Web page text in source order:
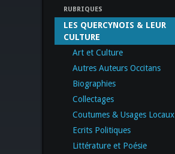
RUBRIQUES
LES QUERCYNOIS & LEUR
CULTURE
Art et Culture
Autres Auteurs Occitans
Biographies
Collectages
Coutumes & Usages Locaux
Ecrits Politiques
Littérature et Poésie